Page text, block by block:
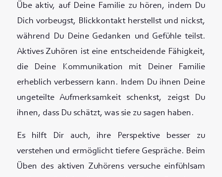
Übe aktiv, auf Deine Familie zu hören, indem Du
Dich vorbeugst, Blickkontakt herstellst und nickst,
während Du Deine Gedanken und Gefühle teilst.
Aktives Zuhören ist eine entscheidende Fähigkeit,
die Deine Kommunikation mit Deiner Familie
erheblich verbessern kann. Indem Du ihnen Deine
ungeteilte Aufmerksamkeit schenkst, zeigst Du
ihnen, dass Du schätzt, was sie zu sagen haben.
Es hilft Dir auch, ihre Perspektive besser zu
verstehen und ermöglicht tiefere Gespräche. Beim
Üben des aktiven Zuhörens versuche einfühlsam